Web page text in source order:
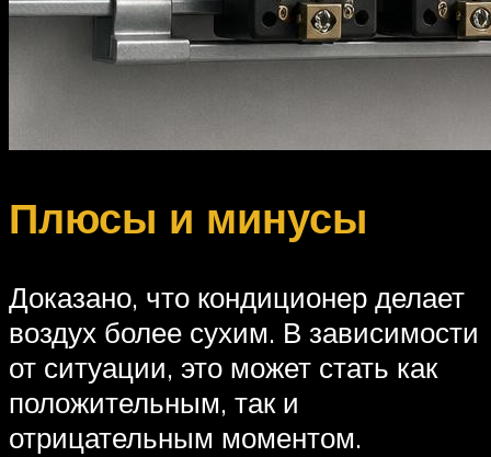
Плюсы и минусы
Доказано, что кондиционер делает
воздух более сухим. В зависимости
от ситуации, это может стать как
положительным, так и
отрицательным моментом.